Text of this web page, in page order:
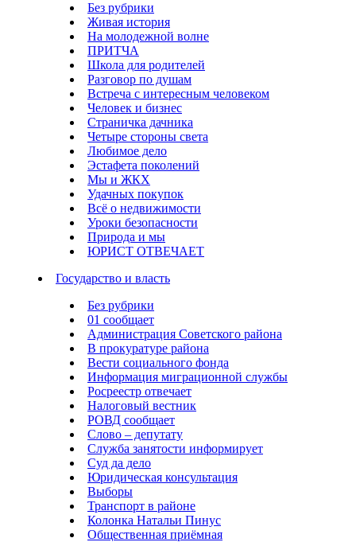
Без рубрики
Живая история
На молодежной волне
ПРИТЧА
Школа для родителей
Разговор по душам
Встреча с интересным человеком
Человек и бизнес
Страничка дачника
Четыре стороны света
Любимое дело
Эстафета поколений
Мы и ЖКХ
Удачных покупок
Всё о недвижимости
Уроки безопасности
Природа и мы
ЮРИСТ ОТВЕЧАЕТ
Государство и власть
Без рубрики
01 сообщает
Администрация Советского района
В прокуратуре района
Вести социального фонда
Информация миграционной службы
Росреестр отвечает
Налоговый вестник
РОВД сообщает
Слово – депутату
Служба занятости информирует
Суд да дело
Юридическая консультация
Выборы
Транспорт в районе
Колонка Натальи Пинус
Общественная приёмная